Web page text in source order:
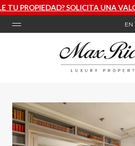
SOLICITA UNA VALORACIÓN
EN